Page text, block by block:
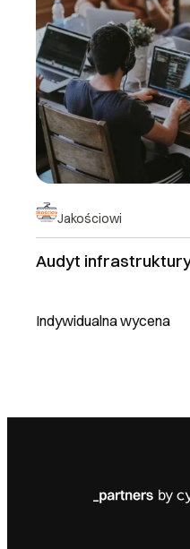
Jakościowi
Audyt
Indywidualna wycena